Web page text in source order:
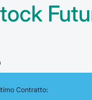
Contratto: